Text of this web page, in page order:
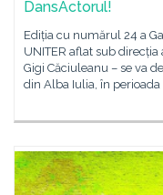
DansActorul!
Ediția cu numărul 24 a
UNITER aflat sub
Gigi Căciuleanu – se va
din Alba Iulia, în